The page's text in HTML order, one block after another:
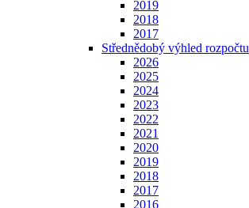
2019
2018
2017
Střednědobý výhled rozpočtu
2026
2025
2024
2023
2022
2021
2020
2019
2018
2017
2016